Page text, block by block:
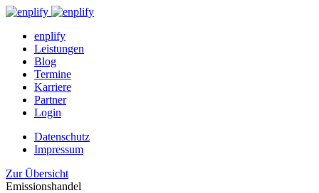
enplify
Leistungen
Blog
Termine
Karriere
Partner
Login
Datenschutz
Impressum
Zur Übersicht
Emissionshandel